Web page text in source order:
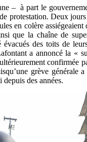
– à part le
protestation. Deux
en colère
que la chaîne de
évacués des toits de
a annoncé la «
confirmée
grève
des années.